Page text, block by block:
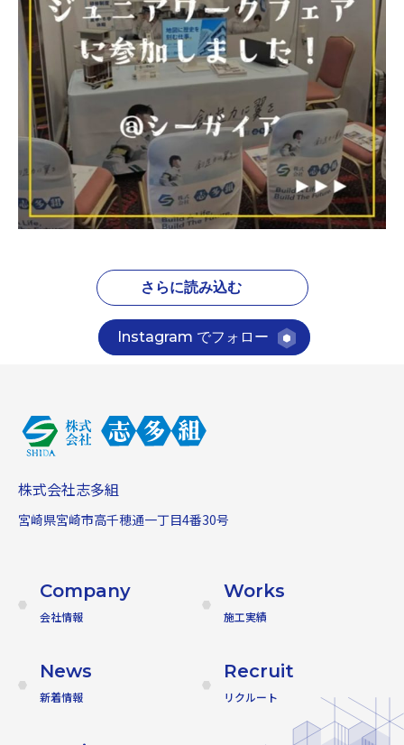
さらに読み込む
Instagram でフォロー
株式会社志多組
宮崎県宮崎市高千穂通一丁目4番30号
Company
会社情報
Works
施工実績
News
新着情報
Recruit
リクルート